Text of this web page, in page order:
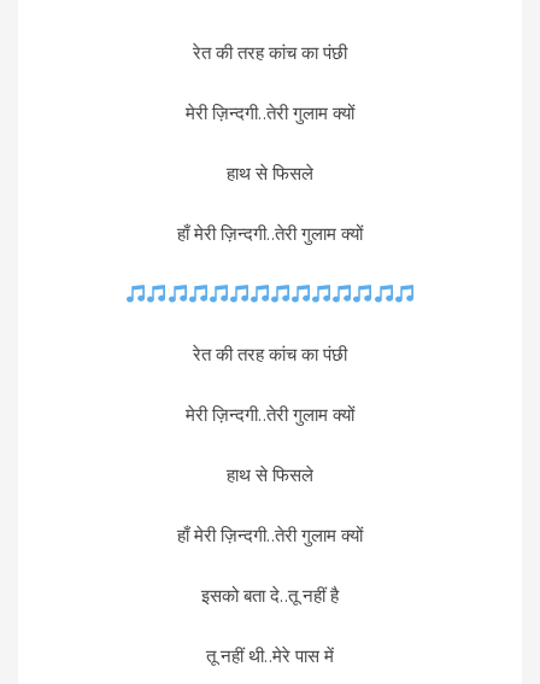
रेत की तरह कांच का पंछी
मेरी ज़िन्दगी..तेरी गुलाम क्यों
हाथ से फिसले
हाँ मेरी ज़िन्दगी..तेरी गुलाम क्यों
रेत की तरह कांच का पंछी
मेरी ज़िन्दगी..तेरी गुलाम क्यों
हाथ से फिसले
हाँ मेरी ज़िन्दगी..तेरी गुलाम क्यों
इसको बता दे..तू नहीं है
तू नहीं थी..मेरे पास में